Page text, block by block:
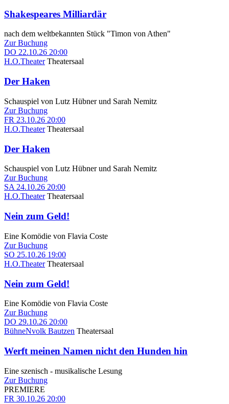
Shakespeares Milliardär
nach dem weltbekannten Stück "Timon von Athen"
Zur Buchung
DO 22.10.26 20:00
H.O.Theater Theatersaal
Der Haken
Schauspiel von Lutz Hübner und Sarah Nemitz
Zur Buchung
FR 23.10.26 20:00
H.O.Theater Theatersaal
Der Haken
Schauspiel von Lutz Hübner und Sarah Nemitz
Zur Buchung
SA 24.10.26 20:00
H.O.Theater Theatersaal
Nein zum Geld!
Eine Komödie von Flavia Coste
Zur Buchung
SO 25.10.26 19:00
H.O.Theater Theatersaal
Nein zum Geld!
Eine Komödie von Flavia Coste
Zur Buchung
DO 29.10.26 20:00
BühneNvolk Bautzen Theatersaal
Werft meinen Namen nicht den Hunden hin
Eine szenisch - musikalische Lesung
Zur Buchung
PREMIERE
FR 30.10.26 20:00